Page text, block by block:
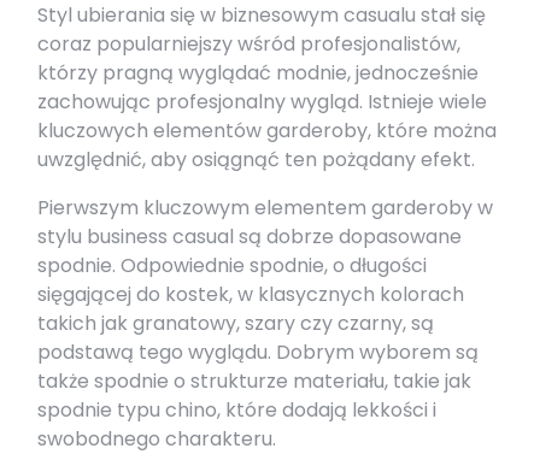
Styl ubierania się w biznesowym casualu stał się
coraz popularniejszy wśród profesjonalistów,
którzy pragną wyglądać modnie, jednocześnie
zachowując profesjonalny wygląd. Istnieje wiele
kluczowych elementów garderoby, które można
uwzględnić, aby osiągnąć ten pożądany efekt.
Pierwszym kluczowym elementem garderoby w
stylu business casual są dobrze dopasowane
spodnie. Odpowiednie spodnie, o długości
sięgającej do kostek, w klasycznych kolorach
takich jak granatowy, szary czy czarny, są
podstawą tego wyglądu. Dobrym wyborem są
także spodnie o strukturze materiału, takie jak
spodnie typu chino, które dodają lekkości i
swobodnego charakteru.